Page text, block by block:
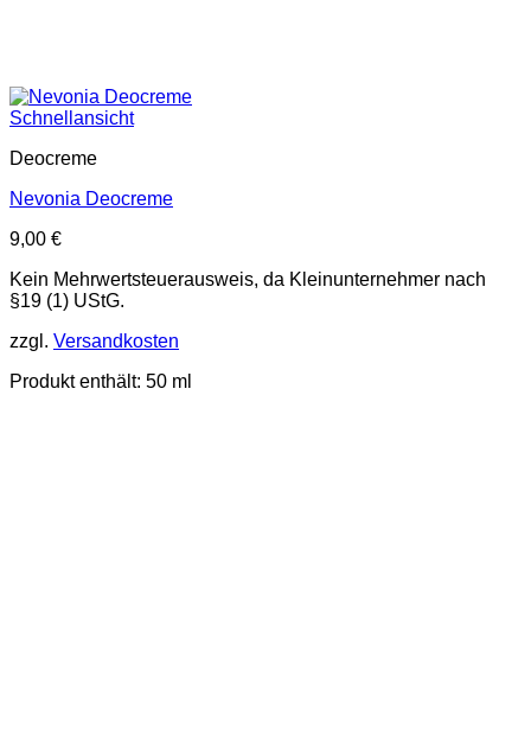
Schnellansicht
Deocreme
Nevonia Deocreme
9,00 €
Kein Mehrwertsteuerausweis, da Kleinunternehmer nach
§19 (1) UStG.
zzgl. Versandkosten
Produkt enthält: 50 ml